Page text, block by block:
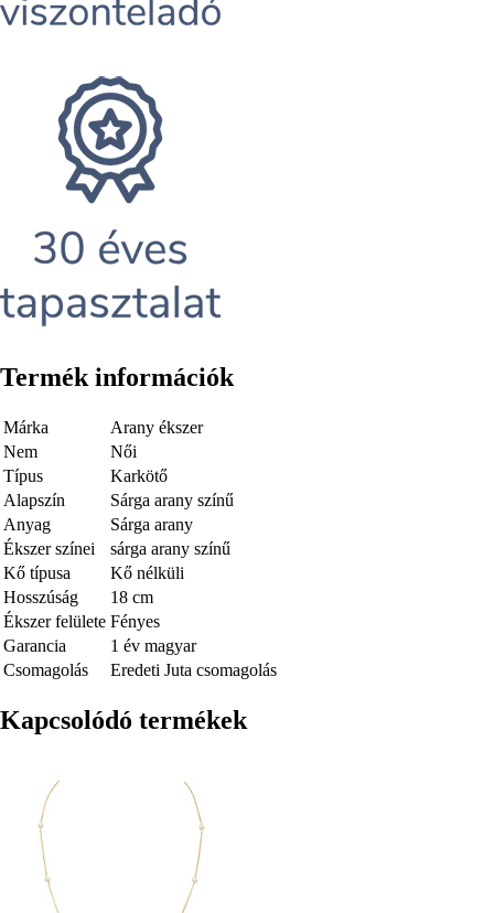
Termék információk
Márka
Arany ékszer
Nem
Női
Típus
Karkötő
Alapszín
Sárga arany színű
Anyag
Sárga arany
Ékszer színei
sárga arany színű
Kő típusa
Kő nélküli
Hosszúság
18 cm
Ékszer felülete Fényes
Garancia
1 év magyar
Csomagolás
Eredeti Juta csomagolás
Kapcsolódó termékek